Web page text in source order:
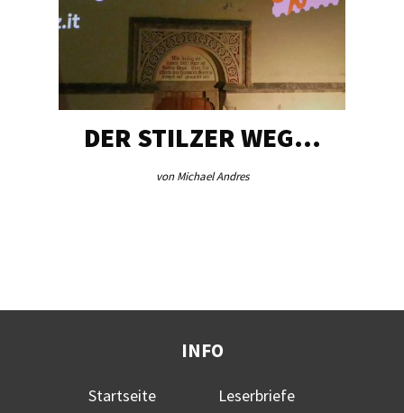
DER STILZER WEG…
von Michael Andres
INFO
Startseite
Leserbriefe